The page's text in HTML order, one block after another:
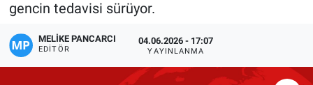
gencin tedavisi sürüyor.
MELIKE PANCARCI
EDITÖR
04.06.2026 - 17:07
YAYINLANMA
Spor
Uşak Haberleri